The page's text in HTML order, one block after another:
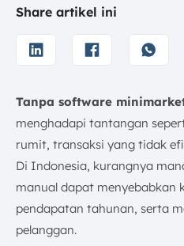
12. Sistem Kasir
13. Sistem Minimarket
Apa Manfaat Software
1. Pencatatan Transaksi
2. Stock Management
3. Laporan Penjualan
4. Manajemen
5. Manajemen Promosi
6. Perhitungan Otomatis
7. Pembayaran
Share artikel ini
Tanpa software
menghadapi tantangan
rumit, transaksi yang tidak
Di Indonesia, kurangnya
manual dapat menyebabkan
pendapatan tahunan, serta
pelanggan.